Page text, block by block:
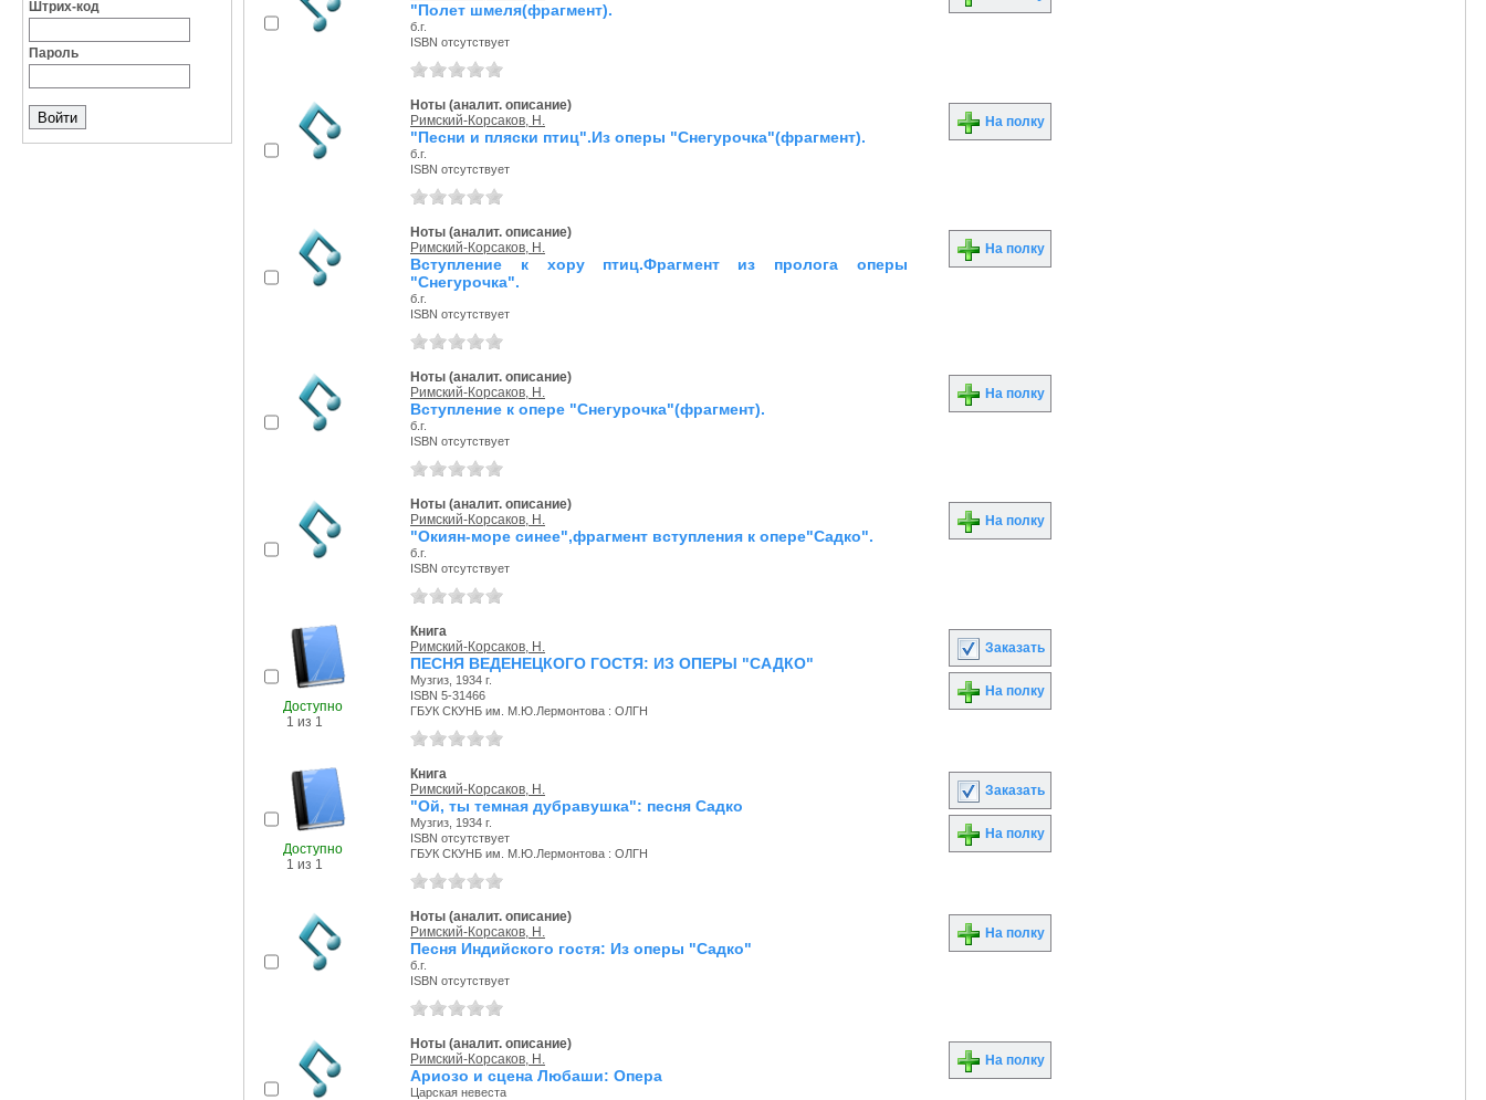
Штрих-код
Пароль
"Полет шмеля(фрагмент).
б.г.
ISBN отсутствует
Ноты (аналит. описание)
Римский-Корсаков, Н.
"Песни и пляски птиц".Из оперы "Снегурочка"(фрагмент).
б.г.
ISBN отсутствует
На полку
Ноты (аналит. описание)
Римский-Корсаков, Н.
Вступление к хору птиц.Фрагмент из пролога оперы
"Снегурочка".
б.г.
ISBN отсутствует
На полку
Ноты (аналит. описание)
Римский-Корсаков, Н.
Вступление к опере "Снегурочка"(фрагмент).
б.г.
ISBN отсутствует
На полку
Ноты (аналит. описание)
Римский-Корсаков, Н.
"Окиян-море синее",фрагмент вступления к опере"Садко".
б.г.
ISBN отсутствует
На полку
Доступно
1 из 1
Книга
Римский-Корсаков, Н.
ПЕСНЯ ВЕДЕНЕЦКОГО ГОСТЯ: ИЗ ОПЕРЫ "САДКО"
Музгиз, 1934 г.
ISBN 5-31466
ГБУК СКУНБ им. М.Ю.Лермонтова : ОЛГН
Заказать
На полку
Доступно
1 из 1
Книга
Римский-Корсаков, Н.
"Ой, ты темная дубравушка": песня Садко
Музгиз, 1934 г.
ISBN отсутствует
ГБУК СКУНБ им. М.Ю.Лермонтова : ОЛГН
Заказать
На полку
Ноты (аналит. описание)
Римский-Корсаков, Н.
Песня Индийского гостя: Из оперы "Садко"
б.г.
ISBN отсутствует
На полку
Ноты (аналит. описание)
Римский-Корсаков, Н.
Ариозо и сцена Любаши: Опера
Царская невеста
На полку